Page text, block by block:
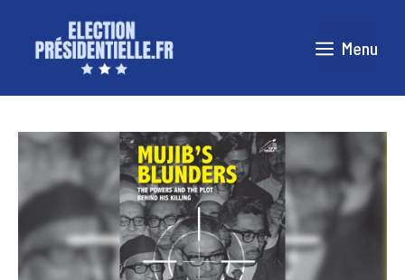
contenu
Menu